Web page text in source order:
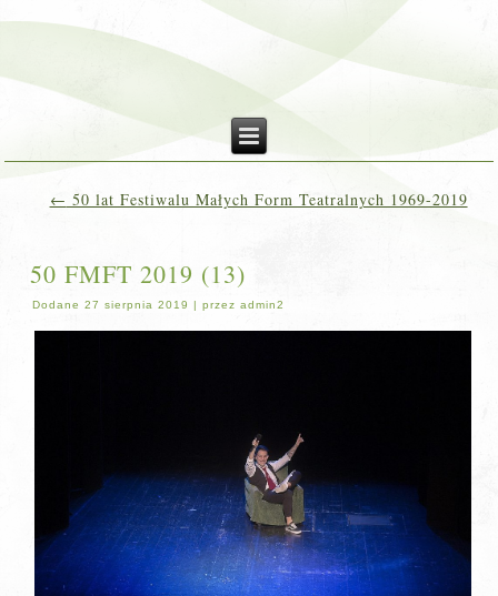
← 50 lat Festiwalu Małych Form Teatralnych 1969-2019
50 FMFT 2019 (13)
Dodane 27 sierpnia 2019 |przez admin2